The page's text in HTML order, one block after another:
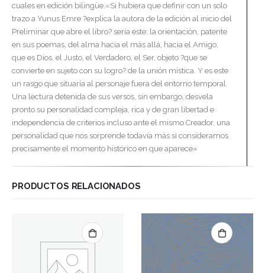
cuales en edición bilingüe.«Si hubiera que definir con un solo
trazo a Yunus Emre ?explica la autora de la edición al inicio del
Preliminar que abre el libro? sería este: la orientación, patente
en sus poemas, del alma hacia el más allá, hacia el Amigo,
que es Dios, el Justo, el Verdadero, el Ser, objeto ?que se
convierte en sujeto con su logro? de la unión mística. Y es este
un rasgo que situaría al personaje fuera del entorno temporal.
Una lectura detenida de sus versos, sin embargo, desvela
pronto su personalidad compleja, rica y de gran libertad e
independencia de criterios incluso ante el mismo Creador, una
personalidad que nos sorprende todavía más si consideramos
precisamente el momento histórico en que aparece»
PRODUCTOS RELACIONADOS